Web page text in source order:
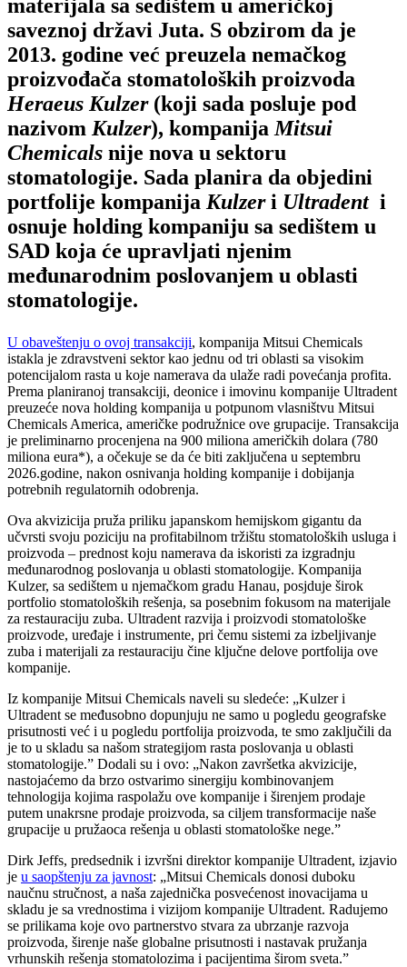
materijala sa sedištem u američkoj
saveznoj državi Juta. S obzirom da je
2013. godine već preuzela nemačkog
proizvođača stomatoloških proizvoda
Heraeus Kulzer(koji sada posluje pod
nazivom Kulzer), kompanija Mitsui
Chemicals nije nova u sektoru
stomatologije. Sada planira da objedini
portfolije kompanija Kulzeri Ultradent i
osnuje holding kompaniju sa sedištem u
SAD koja će upravljati njenim
međunarodnim poslovanjem u oblasti
stomatologije.
U obaveštenju o ovoj transakciji, kompanija Mitsui Chemicals
istakla je zdravstveni sektor kao jednu od tri oblasti sa visokim
potencijalom rasta u koje namerava da ulaže radi povećanja profita.
Prema planiranoj transakciji, deonice i imovinu kompanije Ultradent
preuzeće nova holding kompanija u potpunom vlasništvu Mitsui
Chemicals America, američke podružnice ove grupacije. Transakcija
je preliminarno procenjena na 900 miliona američkih dolara (780
miliona eura*), a očekuje se da će biti zaključena u septembru
2026.godine, nakon osnivanja holding kompanije i dobijanja
potrebnih regulatornih odobrenja.
Ova akvizicija pruža priliku japanskom hemijskom gigantu da
učvrsti svoju poziciju na profitabilnom tržištu stomatoloških usluga i
proizvoda – prednost koju namerava da iskoristi za izgradnju
međunarodnog poslovanja u oblasti stomatologije. Kompanija
Kulzer, sa sedištem u njemačkom gradu Hanau, posjduje širok
portfolio stomatoloških rešenja, sa posebnim fokusom na materijale
za restauraciju zuba. Ultradent razvija i proizvodi stomatološke
proizvode, uređaje i instrumente, pri čemu sistemi za izbeljivanje
zuba i materijali za restauraciju čine ključne delove portfolija ove
kompanije.
Iz kompanije Mitsui Chemicals naveli su sledeće: „Kulzer i
Ultradent se međusobno dopunjuju ne samo u pogledu geografske
prisutnosti već i u pogledu portfolija proizvoda, te smo zaključili da
je to u skladu sa našom strategijom rasta poslovanja u oblasti
stomatologije.” Dodali su i ovo: „Nakon završetka akvizicije,
nastojaćemo da brzo ostvarimo sinergiju kombinovanjem
tehnologija kojima raspolažu ove kompanije i širenjem prodaje
putem unakrsne prodaje proizvoda, sa ciljem transformacije naše
grupacije u pružaoca rešenja u oblasti stomatološke nege.”
Dirk Jeffs, predsednik i izvršni direktor kompanije Ultradent, izjavio
je u saopštenju za javnost: „Mitsui Chemicals donosi duboku
naučnu stručnost, a naša zajednička posvećenost inovacijama u
skladu je sa vrednostima i vizijom kompanije Ultradent. Radujemo
se prilikama koje ovo partnerstvo stvara za ubrzanje razvoja
proizvoda, širenje naše globalne prisutnosti i nastavak pružanja
vrhunskih rešenja stomatolozima i pacijentima širom sveta.”